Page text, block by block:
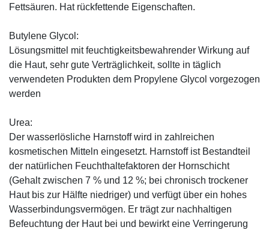
Fettsäuren. Hat rückfettende Eigenschaften.
Butylene Glycol:
Lösungsmittel mit feuchtigkeitsbewahrender Wirkung auf
die Haut, sehr gute Verträglichkeit, sollte in täglich
verwendeten Produkten dem Propylene Glycol vorgezogen
werden
Urea:
Der wasserlösliche Harnstoff wird in zahlreichen
kosmetischen Mitteln eingesetzt. Harnstoff ist Bestandteil
der natürlichen Feuchthaltefaktoren der Hornschicht
(Gehalt zwischen 7 % und 12 %; bei chronisch trockener
Haut bis zur Hälfte niedriger) und verfügt über ein hohes
Wasserbindungsvermögen. Er trägt zur nachhaltigen
Befeuchtung der Haut bei und bewirkt eine Verringerung